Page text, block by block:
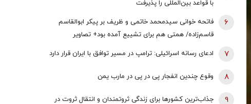
با قواعد بین‌المللی را پذیرفت
فاتحه خوانی سیدمحمد خاتمی و ظریف بر پیکر ابوالقاسم
قاسم‌زاده/ همتی هم برای تشییع آمده بود+ تصاویر
6
ادعای رسانه اسرائیلی: ترامپ در مسیر توافق با ایران قرار دارد 7
وقوع چندین انفجار پی در پی در مارب یمن 8
جذاب‌ترین کشورها برای زندگی ثروتمندان و انتقال ثروت در
9